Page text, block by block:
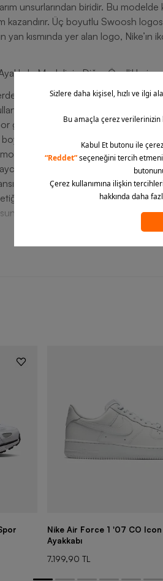
unsurlarından biridir. Bu
Üç boyutlu Swoosh
yan kısmında yer alan logo,
Modelinin Diğer Özellikleri
dengeli bir tutuş sağlayarak
ayakkabının performansını
giyim kombinlerine modern bir
hareket ederken konforlu bir
şehir yaşamının temposuna
uyum sağlayan ayakkabı, farklı
tasarım günlük stilinize dinamik
konforla buluşturmak
bu tasarımı spor kombinlerinize
Nike Air Force 1 '07 CO
Ayakkabı
7.199,90 TL